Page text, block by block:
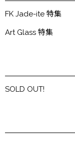
FK Jade-ite 特集
Art Glass 特集
SOLD OUT!